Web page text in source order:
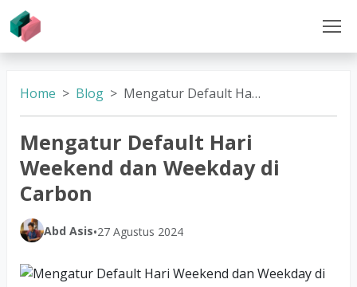
Home Blog Mengatur Default Hari Weekend dan Weekday di Carbon
Mengatur Default Hari
Weekend dan Weekday di
Carbon
Abd Asis•27 Agustus 2024